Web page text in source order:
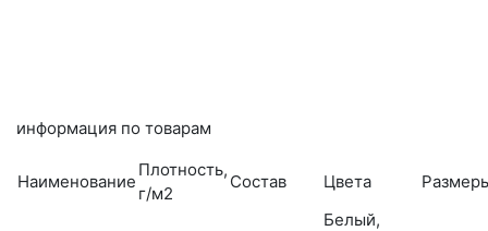
информация по товарам
Наименование
Плотность,
г/м2
Состав Цвета
Белый,